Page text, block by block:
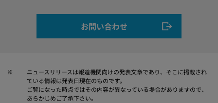
お問い合わせ
※
ニュースリリースは報道機関向けの発表文章であり、そこに掲載され
ている情報は発表日現在のものです。
ご覧になった時点ではその内容が異なっている場合がありますので、
あらかじめご了承下さい。